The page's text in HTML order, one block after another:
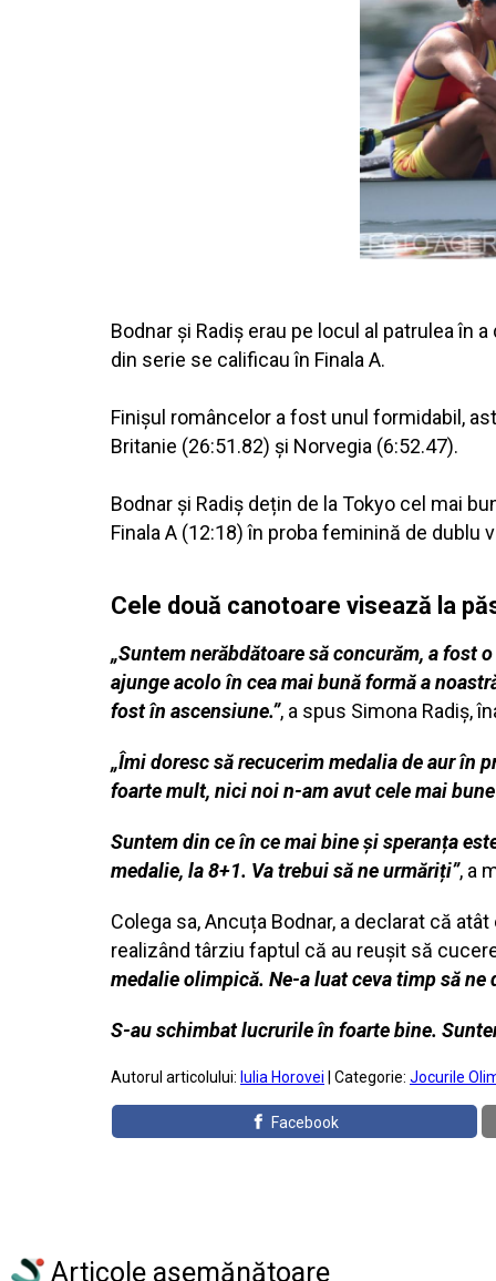
Bodnar și Radiș erau pe locul al patrulea în
din serie se calificau în Finala A.
Finișul româncelor a fost unul formidabil,
Britanie (26:51.82) și Norvegia (6:52.47).
Bodnar și Radiș dețin de la Tokyo cel mai
Finala A (12:18) în proba feminină de dublu
Cele două canotoare visează la
„Suntem nerăbdătoare să concurăm, a fost
ajunge acolo în cea mai bună formă a
fost în ascensiune.”, a spus Simona Radiș,
„Îmi doresc să recucerim medalia de aur în
foarte mult, nici noi n-am avut cele mai
Suntem din ce în ce mai bine și speranța
medalie, la 8+1. Va trebui să ne urmăriți”, a
Colega sa, Ancuța Bodnar, a declarat că
realizând târziu faptul că au reușit să
medalie olimpică. Ne-a luat ceva timp să ne
S-au schimbat lucrurile în foarte bine.
Autorul articolului: Iulia Horovei | Categorie: Jocurile
Facebook
Articole asemănătoare